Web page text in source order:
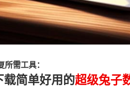
所需工具：
载简单好用的超级兔子